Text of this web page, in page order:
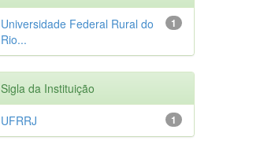
1
Universidade Federal Rural do
Rio...
Sigla da Instituição
1
UFRRJ